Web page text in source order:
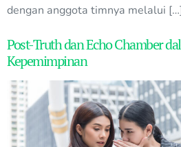
dengan anggota timnya melalui
Post-Truth dan Echo Chamber
Kepemimpinan